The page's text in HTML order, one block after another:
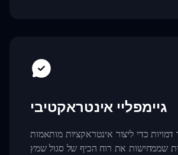
גיימפליי אינטראקטיבי
דמויות כדי ליצור אינטראקציות מותאמות